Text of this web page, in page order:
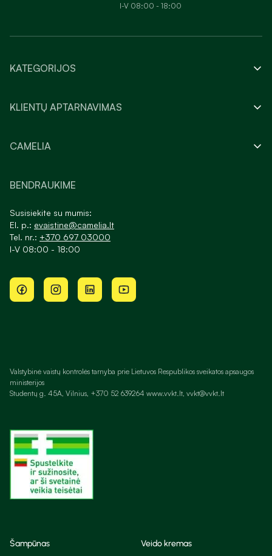
I-V 08:00 - 18:00
KATEGORIJOS
KLIENTŲ APTARNAVIMAS
CAMELIA
BENDRAUKIME
Susisiekite su mumis:
El. p.: evaistine@camelia.lt
Tel. nr.: +370 697 03000
I-V 08:00 - 18:00
Valstybinė vaistų kontrolės tarnyba prie Lietuvos Respublikos sveikatos apsaugos
ministerijos
Studentų g. 45A, Vilnius, +370 52 639264 www.vvkt.lt, vvkt@vvkt.lt
Šampūnas Veido kremas